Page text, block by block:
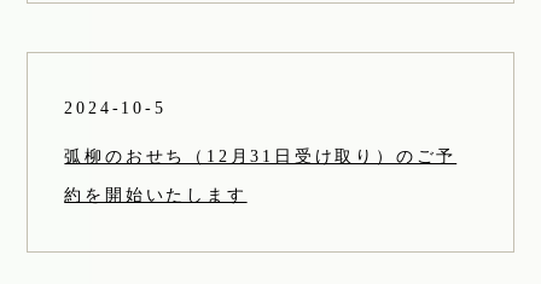
2024-10-5
弧柳のおせち（12月31日受け取り）のご予
約を開始いたします